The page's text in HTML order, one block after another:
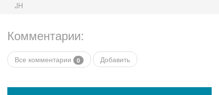
JH
Комментарии:
Все комментарии 0 Добавить